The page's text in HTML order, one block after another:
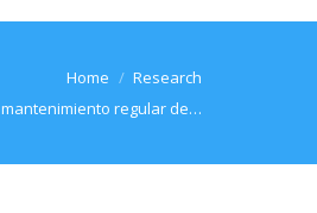
Home
Research
regular de…